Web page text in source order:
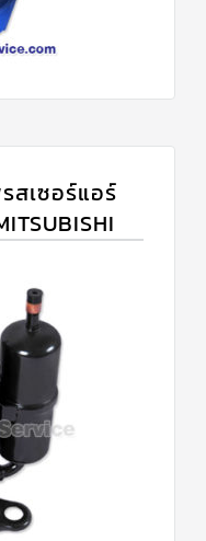
สเซอร์แอร์